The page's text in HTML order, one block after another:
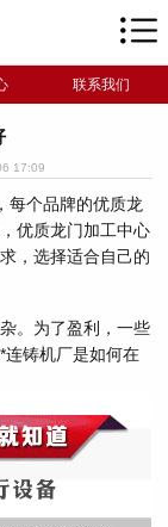
联系我们
17:09
每个品牌的优质龙
优质龙门加工中心
，选择适合自己的
。为了盈利，一些
连铸机厂是如何在